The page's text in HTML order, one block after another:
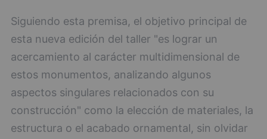
Siguiendo esta premisa, el objetivo principal de
esta nueva edición del taller "es lograr un
acercamiento al carácter multidimensional de
estos monumentos, analizando algunos
aspectos singulares relacionados con su
construcción" como la elección de materiales, la
estructura o el acabado ornamental, sin olvidar